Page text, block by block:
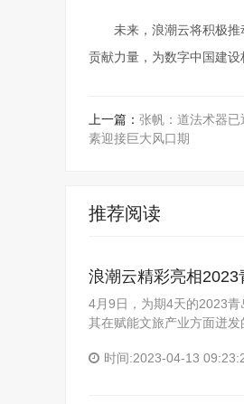
未来，浪潮云将积极
贡献力量，为数字中国建设
上一篇： 张帆：道法术器
素迎接巨大风口期
推荐阅读
浪潮云精彩亮相
4月9日，为期4天的2023
其在赋能文旅产业方面迸
时间:2023-04-13